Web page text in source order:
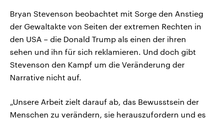
Bryan Stevenson beobachtet mit Sorge den Anstieg
der Gewaltakte von Seiten der extremen Rechten in
den USA – die Donald Trump als einen der ihren
sehen und ihn für sich reklamieren. Und doch gibt
Stevenson den Kampf um die Veränderung der
Narrative nicht auf.
„Unsere Arbeit zielt darauf ab, das Bewusstsein der
Menschen zu verändern, sie herauszufordern und es